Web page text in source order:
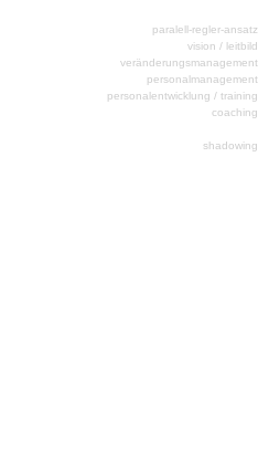
paralell-regler-ansatz
vision / leitbild
veränderungsmanagement
personalmanagement
personalentwicklung / training
coaching
shadowing